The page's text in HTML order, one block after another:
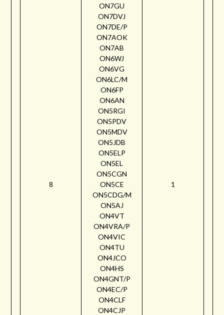
8
ON7GU
ON7DVJ
ON7DE/P
ON7AOK
ON7AB
ON6WJ
ON6VG
ON6LC/M
ON6FP
ON6AN
ON5RGI
ON5PDV
ON5MDV
ON5JDB
ON5ELP
ON5EL
ON5CGN
ON5CE
ON5CDG/M
ON5AJ
ON4VT
ON4VRA/P
ON4VIC
ON4TU
ON4JCO
ON4HS
ON4GNT/P
ON4EC/P
ON4CLF
ON4CJP
1